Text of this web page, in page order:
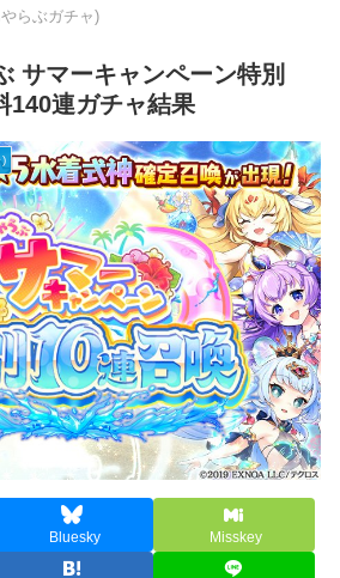
らぶガチャ)
サマーキャンペーン特別
140連ガチャ結果
)
Bluesky Misskey